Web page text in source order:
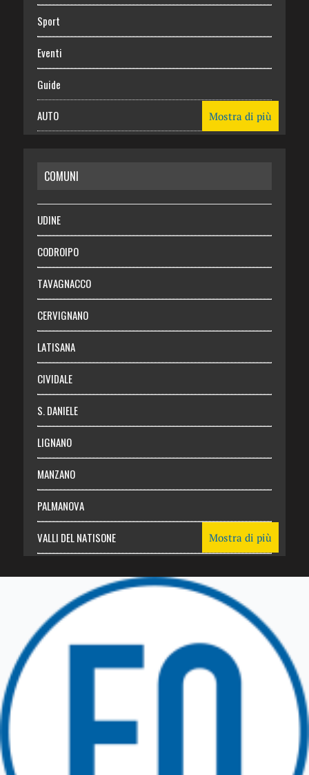
Sport
Eventi
Guide
AUTO
RISPARMIO
SALUTE
Necrologie
Chi siamo
Abbonati
Login
Mostra di più
COMUNI
UDINE
CODROIPO
TAVAGNACCO
CERVIGNANO
LATISANA
CIVIDALE
S. DANIELE
LIGNANO
MANZANO
PALMANOVA
VALLI DEL NATISONE
TRICESIMO
TARCENTO
GEMONA DEL FRIULI
Mostra di più